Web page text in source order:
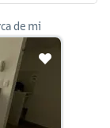
de mi